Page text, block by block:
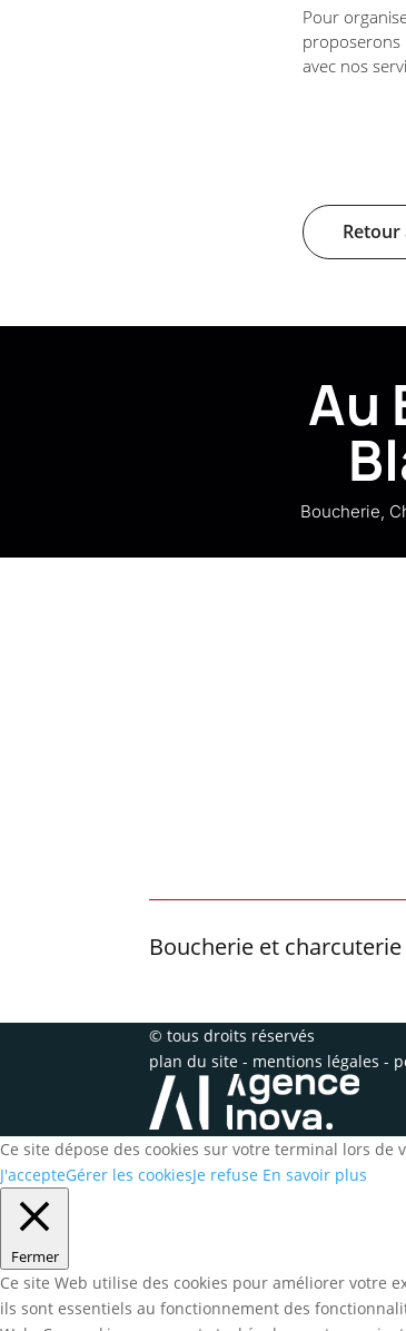
Pour
proposerons
avec nos
Retour
Au
Boucherie,
Boucherie et charcuterie
© tous droits réservés
plan du site - mentions légales-
Ce site dépose des cookies sur votre terminal lors
J'accepteGérer les cookiesJe refuse En savoir plus
Fermer
Ce site Web utilise des cookies pour améliorer votre
ils sont essentiels au fonctionnement des